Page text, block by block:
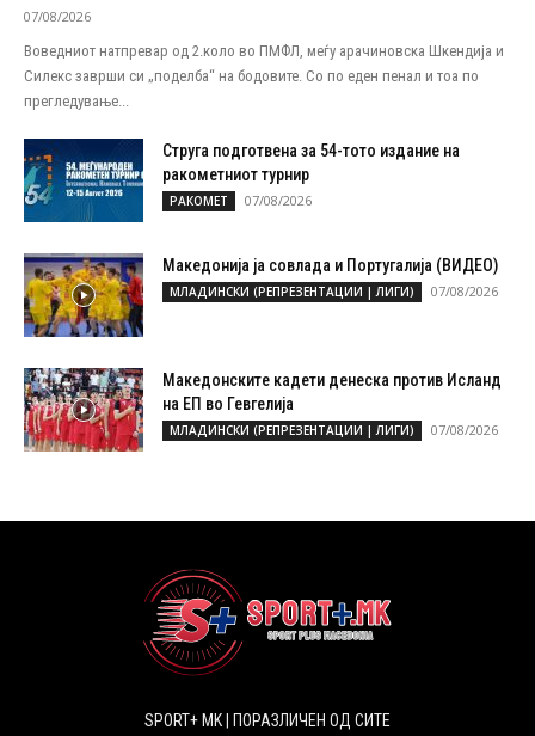
07/08/2026
Воведниот натпревар од 2.коло во ПМФЛ, меѓу арачиновска Шкендија и
Силекс заврши си „поделба“ на бодовите. Со по еден пенал и тоа по
прегледување...
Струга подготвена за 54-тото издание на
ракометниот турнир
РАКОМЕТ 07/08/2026
Македонија ја совлада и Португалија (ВИДЕО)
МЛАДИНСКИ (РЕПРЕЗЕНТАЦИИ | ЛИГИ) 07/08/2026
Македонските кадети денеска против Исланд
на ЕП во Гевгелија
МЛАДИНСКИ (РЕПРЕЗЕНТАЦИИ | ЛИГИ) 07/08/2026
SPORT+ MK | ПОРАЗЛИЧЕН ОД СИТЕ